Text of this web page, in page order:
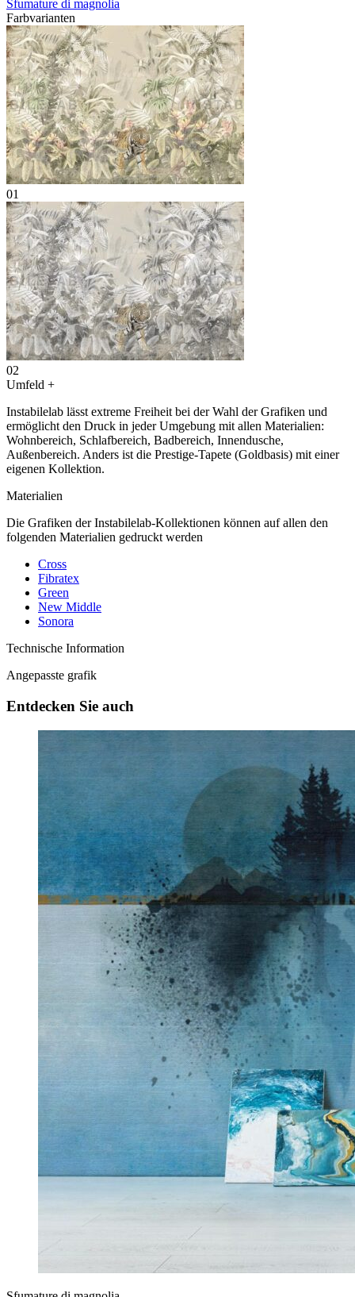
Sfumature di magnolia
Farbvarianten
01
02
Umfeld +
Instabilelab lässt extreme Freiheit bei der Wahl der Grafiken und
ermöglicht den Druck in jeder Umgebung mit allen Materialien:
Wohnbereich, Schlafbereich, Badbereich, Innendusche,
Außenbereich. Anders ist die Prestige-Tapete (Goldbasis) mit einer
eigenen Kollektion.
Materialien
Die Grafiken der Instabilelab-Kollektionen können auf allen den
folgenden Materialien gedruckt werden
Cross
Fibratex
Green
New Middle
Sonora
Technische Information
Angepasste grafik
Entdecken Sie auch